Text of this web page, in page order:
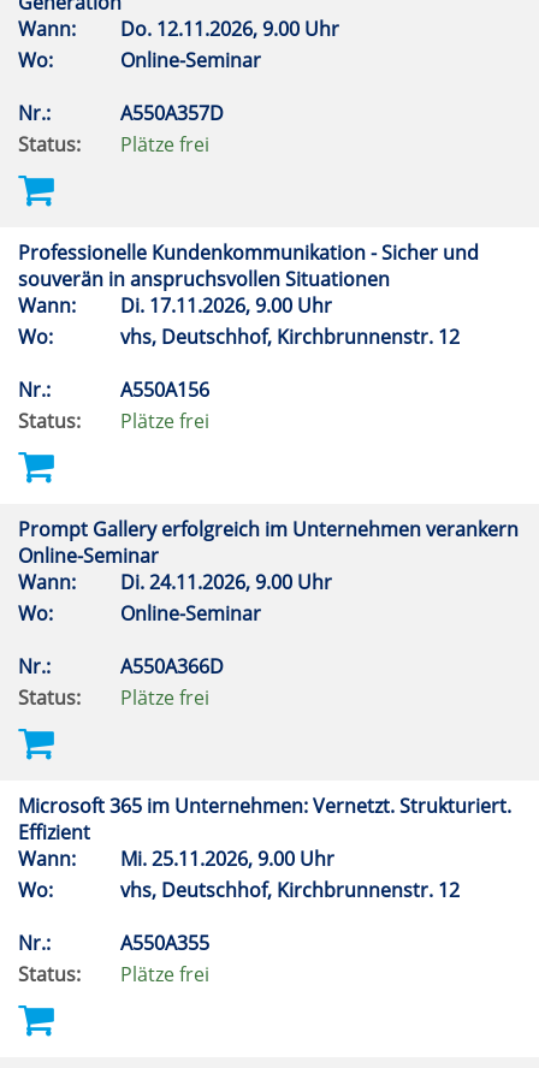
Wann:
Do. 12.11.2026, 9.00 Uhr
Wo:
Online-Seminar
Nr.:
A550A357D
Status:
Plätze frei
Professionelle Kundenkommunikation - Sicher und
souverän in anspruchsvollen Situationen
Wann:
Di. 17.11.2026, 9.00 Uhr
Wo:
vhs, Deutschhof, Kirchbrunnenstr. 12
Nr.:
A550A156
Status:
Plätze frei
Prompt Gallery erfolgreich im Unternehmen verankern
Online-Seminar
Wann:
Di.24.11.2026, 9.00 Uhr
Wo:
Online-Seminar
Nr.:
A550A366D
Status:
Plätze frei
Microsoft 365 im Unternehmen: Vernetzt. Strukturiert.
Effizient
Wann:
Mi.25.11.2026, 9.00 Uhr
Wo:
vhs, Deutschhof, Kirchbrunnenstr. 12
Nr.:
A550A355
Status:
Plätze frei